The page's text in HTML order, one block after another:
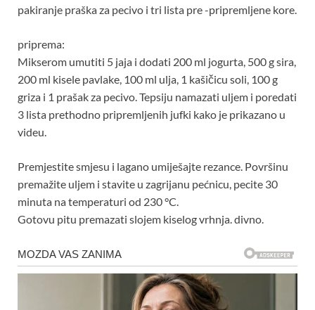
pakiranje praška za pecivo i tri lista pre -pripremljene kore.
priprema:
Mikserom umutiti 5 jaja i dodati 200 ml jogurta, 500 g sira,
200 ml kisele pavlake, 100 ml ulja, 1 kašičicu soli, 100 g
griza i 1 prašak za pecivo. Tepsiju namazati uljem i poredati
3 lista prethodno pripremljenih jufki kako je prikazano u
videu.
Premjestite smjesu i lagano umiješajte rezance. Površinu
premažite uljem i stavite u zagrijanu pećnicu, pecite 30
minuta na temperaturi od 230 °C.
Gotovu pitu premazati slojem kiselog vrhnja. divno.